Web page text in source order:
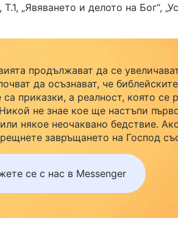
Т.1, „Явяването и делото на Бог“,
продължават да се
да осъзнават, че библейските
са приказки, а реалност, която се
не знае кое ще настъпи
някое неочаквано бедствие.
завръщането на Господ
и да намерите безопасност под
върху Messenger, за да се
за изучаване. Не чакайте до утре.
се с нас в Messenger